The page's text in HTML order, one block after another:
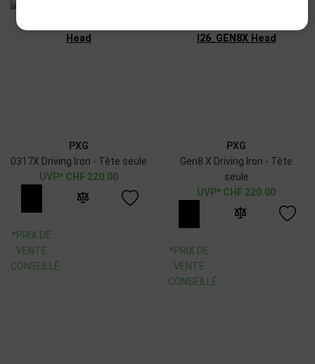
PXG
0317X Driving Iron - Tête seule
CHF 220.00
*PRIX DE
VENTE
CONSEILLÉ
PXG
Gen8 X Driving Iron - Tête
seule
CHF 220.00
*PRIX DE
VENTE
CONSEILLÉ